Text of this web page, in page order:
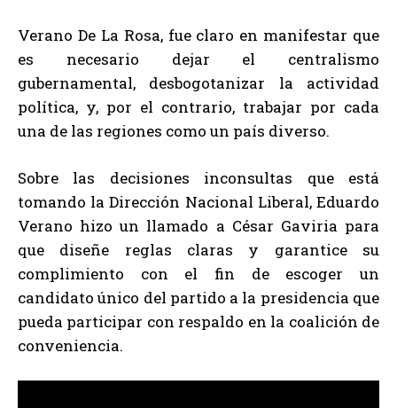
Verano De La Rosa, fue claro en manifestar que
es necesario dejar el centralismo
gubernamental, desbogotanizar la actividad
política, y, por el contrario, trabajar por cada
una de las regiones como un país diverso.
Sobre las decisiones inconsultas que está
tomando la Dirección Nacional Liberal, Eduardo
Verano hizo un llamado a César Gaviria para
que diseñe reglas claras y garantice su
complimiento con el fin de escoger un
candidato único del partido a la presidencia que
pueda participar con respaldo en la coalición de
conveniencia.